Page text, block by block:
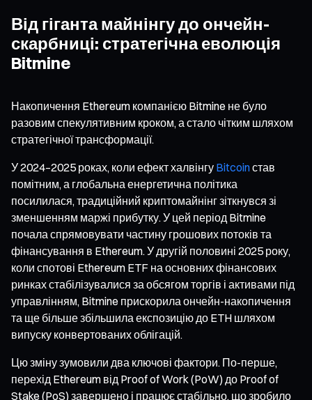
Від гіганта майнінгу до ончейн-
скарбниці: стратегічна еволюція
Bitmine
Накопичення Ethereum компанією Bitmine не було
разовим спекулятивним кроком, а стало чітким шляхом
стратегічної трансформації.
У 2024–2025 роках, коли ефект халвінгу Bitcoinстав
помітним, а глобальна енергетична політика
посилилася, традиційний криптомайнінг зіткнувся зі
зменшенням маржі прибутку. У цей період Bitmine
почала спрямовувати частину грошових потоків та
фінансування в Ethereum. У другій половині 2025 року,
коли спотові Ethereum ETF на основних фінансових
ринках стабілізувалися за обсягом торгів і активами під
управлінням, Bitmine прискорила ончейн-накопичення
та ще більше збільшила експозицію до ETH шляхом
випуску конвертованих облігацій.
Цю зміну зумовили два ключові фактори. По-перше,
перехід Ethereum від Proof of Work (PoW) до Proof of
Stake (PoS) завершено і працює стабільно, що зробило